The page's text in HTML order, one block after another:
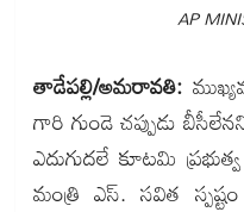
AP
తాడేపల్లి/అమరావతి:
గారి గుండె చప్పుడు
ఎదుగుదలే కూటమి
మంత్రి ఎస్. సవిత